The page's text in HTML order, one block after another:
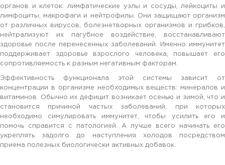
органов и клеток: лимфатические узлы и сосуды, лейкоциты и
лимфоциты, макрофаги и нейтрофилы. Они защищают организм
от различных вирусов, болезнетворных организмов и грибков,
нейтрализуют их пагубное воздействие, восстанавливают
здоровье после перенесенных заболеваний. Именно иммунитет
поддерживает здоровье взрослого человека, повышает его
сопротивляемость к разным негативным факторам.
Эффективность функционала этой системы зависит от
концентрации в организме необходимых веществ: минералов и
витаминов. Обычно их дефицит возникает осенью и зимой, что и
становится причиной частых заболеваний, при которых
необходимо симулировать иммунитет, чтобы усилить его и
помочь справится с патологией. А лучше всего начинать его
укреплять задолго до наступления холодов посредством
приема полезных биологически активных добавок.